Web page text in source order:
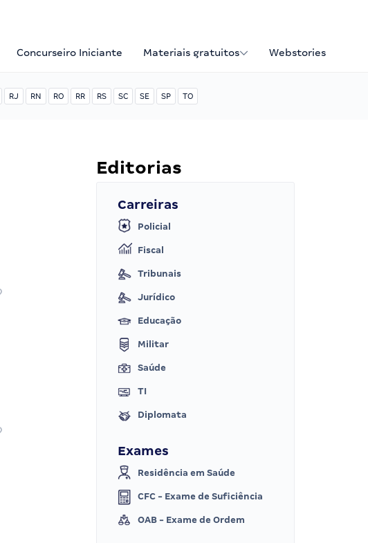
Concurseiro Iniciante Materiais gratuitos Webstories
RJ RN RO RR RS SC SE SP TO
Editorias
Carreiras
Policial
Fiscal
Tribunais
Jurídico
Educação
Militar
Saúde
TI
Diplomata
Exames
Residência em Saúde
CFC - Exame de Suficiência
OAB - Exame de Ordem